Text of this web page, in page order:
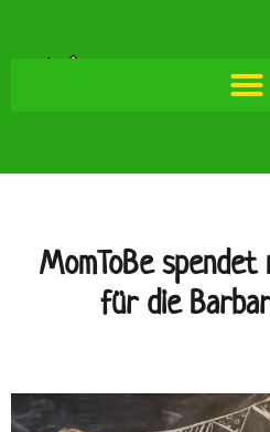
MomToBe
für die